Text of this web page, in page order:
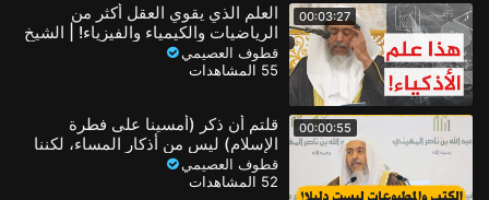
00:03:27
العلم الذي يقوي العقل أكثر من
الرياضيات والكيمياء والفيزياء! | الشيخ
صالح العصيمي
قطوف العصيمي
55 المشاهدات
00:00:55
قلتم أن ذكر (أمسينا على فطرة
الإسلام) ليس من أذكار المساء، لكننا
نجده في بعض الكتب!؟
قطوف العصيمي
52 المشاهدات